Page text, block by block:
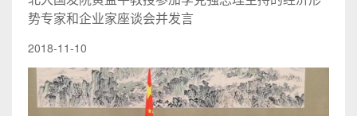
势专家和企业家座谈会并发言
2018-11-10